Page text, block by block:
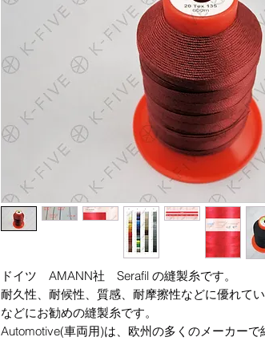
ドイツ AMANN社 Serafil の縫製糸です。
耐久性、耐候性、質感、耐摩擦性などに優れて
などにお勧めの縫製糸です。
Automotive(車両用)は、欧州の多くのメーカー